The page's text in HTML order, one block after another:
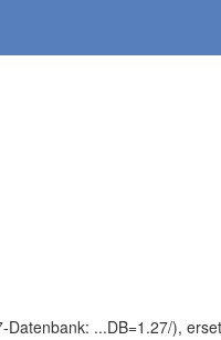
...DB=1.27/),